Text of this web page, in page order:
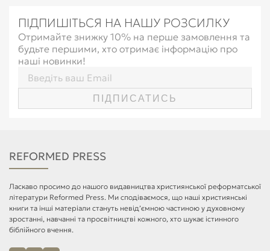
ПІДПИШІТЬСЯ НА НАШУ РОЗСИЛКУ
Отримайте знижку 10% на перше замовлення та
будьте першими, хто отримає інформацію про
наші новинки!
ПІДПИСАТИСЬ
REFORMED PRESS
Ласкаво просимо до нашого видавництва християнської реформатської
літератури Reformed Press. Ми сподіваємося, що наші християнські
книги та інші матеріали стануть невід’ємною частиною у духовному
зростанні, навчанні та просвітництві кожного, хто шукає істинного
біблійного вчення.